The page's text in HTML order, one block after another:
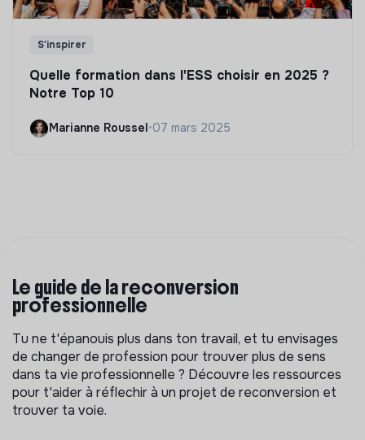
S'inspirer
Quelle formation dans l'ESS choisir en 2025 ?
Notre Top 10
Marianne Roussel •07 mars 2025
Le guide de la reconversion
professionnelle
Tu ne t'épanouis plus dans ton travail, et tu envisages
de changer de profession pour trouver plus de sens
dans ta vie professionnelle ? Découvre les ressources
pour t'aider à réflechir à un projet de reconversion et
trouver ta voie.